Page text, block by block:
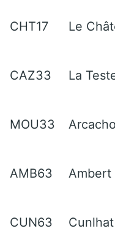
CHT17 Le
CAZ33 La
MOU33
AMB63 Ambert
CUN63 Cunlhat